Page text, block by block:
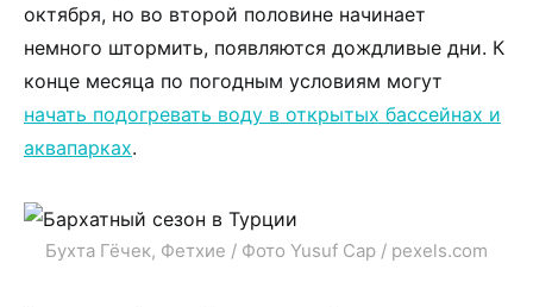
октября, но во второй половине начинает
немного штормить, появляются дождливые дни. К
конце месяца по погодным условиям могут
начать подогревать воду в открытых бассейнах и
аквапарках.
Бухта Гёчек, Фетхие / Фото Yusuf Cap / pexels.com